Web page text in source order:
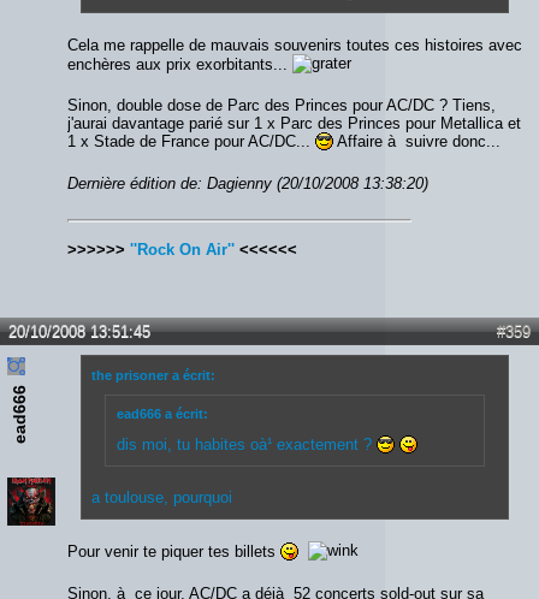
Cela me rappelle de mauvais souvenirs toutes ces histoires avec
enchères aux prix exorbitants...
Sinon, double dose de Parc des Princes pour AC/DC ? Tiens,
j'aurai davantage parié sur 1 x Parc des Princes pour Metallica et
1 x Stade de France pour AC/DC...
Affaire à suivre donc...
Dernière édition de: Dagienny (20/10/2008 13:38:20)
>>>>>> ''Rock On Air'' <<<<<<
#359
20/10/2008 13:51:45
ead666
the prisoner a écrit:
ead666 a écrit:
dis moi, tu habites oà¹ exactement ?
a toulouse, pourquoi
Pour venir te piquer tes billets
Sinon, à ce jour, AC/DC a déjà 52 concerts sold-out sur sa